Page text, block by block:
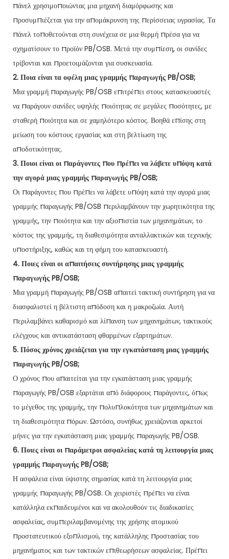
πάνελ χρησιμοποιώντας μια μηχανή διαμόρφωσης και
προσυμπιέζεται για την απομάκρυνση της περίσσειας υγρασίας. Τα
πάνελ τοποθετούνται στη συνέχεια σε μια θερμή πρέσα για να
σχηματίσουν το προϊόν PB/OSB. Μετά την συμπίεση, οι σανίδες
τρίβονται και προετοιμάζονται για συσκευασία.
2. Ποια είναι τα οφέλη μιας γραμμής παραγωγής PB/OSB;
Μια γραμμή παραγωγής PB/OSB επιτρέπει στους κατασκευαστές
να παράγουν σανίδες υψηλής ποιότητας σε μεγάλες ποσότητες, με
σταθερή ποιότητα και σε χαμηλότερο κόστος. Βοηθά επίσης στη
μείωση του κόστους εργασίας και στη βελτίωση της
αποδοτικότητας.
3. Ποιοι είναι οι παράγοντες που πρέπει να λάβετε υπόψη κατά
την αγορά μιας γραμμής παραγωγής PB/OSB;
Οι παράγοντες που πρέπει να λάβετε υπόψη κατά την αγορά μιας
γραμμής παραγωγής PB/OSB περιλαμβάνουν την χωρητικότητα της
γραμμής, την ποιότητα και την αξιοπιστία των μηχανημάτων, το
κόστος της γραμμής, τη διαθεσιμότητα ανταλλακτικών και τεχνικής
υποστήριξης, καθώς και τη φήμη του κατασκευαστή.
4. Ποιες είναι οι απαιτήσεις συντήρησης μιας γραμμής
παραγωγής PB/OSB;
Μια γραμμή παραγωγής PB/OSB απαιτεί τακτική συντήρηση για να
διασφαλιστεί η βέλτιστη απόδοση και η μακροζωία. Αυτή
περιλαμβάνει καθαρισμό και λίπανση των μηχανημάτων, τακτικούς
ελέγχους και αντικατάσταση φθαρμένων εξαρτημάτων.
5. Πόσος χρόνος χρειάζεται για την εγκατάσταση μιας γραμμής
παραγωγής PB/OSB;
Ο χρόνος που απαιτείται για την εγκατάσταση μιας γραμμής
παραγωγής PB/OSB εξαρτάται από διάφορους παράγοντες, όπως
το μέγεθος της γραμμής, την πολυπλοκότητα των μηχανημάτων και
τη διαθεσιμότητα πόρων. Ωστόσο, συνήθως χρειάζονται αρκετοί
μήνες για την εγκατάσταση μιας γραμμής παραγωγής PB/OSB.
6. Ποιες είναι οι παράμετροι ασφαλείας κατά τη λειτουργία μιας
γραμμής παραγωγής PB/OSB;
Η ασφάλεια είναι ύψιστης σημασίας κατά τη λειτουργία μιας
γραμμής παραγωγής PB/OSB. Οι χειριστές πρέπει να είναι
κατάλληλα εκπαιδευμένοι και να ακολουθούν τις διαδικασίες
ασφαλείας, συμπεριλαμβανομένης της χρήσης ατομικού
προστατευτικού εξοπλισμού, της κατάλληλης προστασίας του
μηχανήματος και των τακτικών επιθεωρήσεων ασφαλείας. Πρέπει